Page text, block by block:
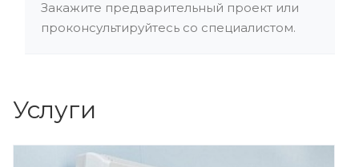
Закажите предварительный проект или
проконсультируйтесь со специалистом.
Услуги